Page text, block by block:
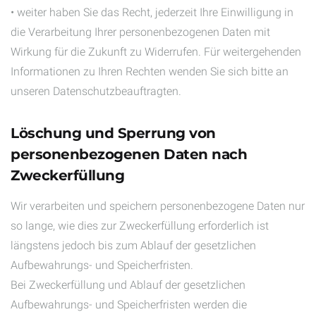
• weiter haben Sie das Recht, jederzeit Ihre Einwilligung in
die Verarbeitung Ihrer personenbezogenen Daten mit
Wirkung für die Zukunft zu Widerrufen. Für weitergehenden
Informationen zu Ihren Rechten wenden Sie sich bitte an
unseren Datenschutzbeauftragten.
Löschung und Sperrung von
personenbezogenen Daten nach
Zweckerfüllung
Wir verarbeiten und speichern personenbezogene Daten nur
so lange, wie dies zur Zweckerfüllung erforderlich ist
längstens jedoch bis zum Ablauf der gesetzlichen
Aufbewahrungs- und Speicherfristen.
Bei Zweckerfüllung und Ablauf der gesetzlichen
Aufbewahrungs- und Speicherfristen werden die